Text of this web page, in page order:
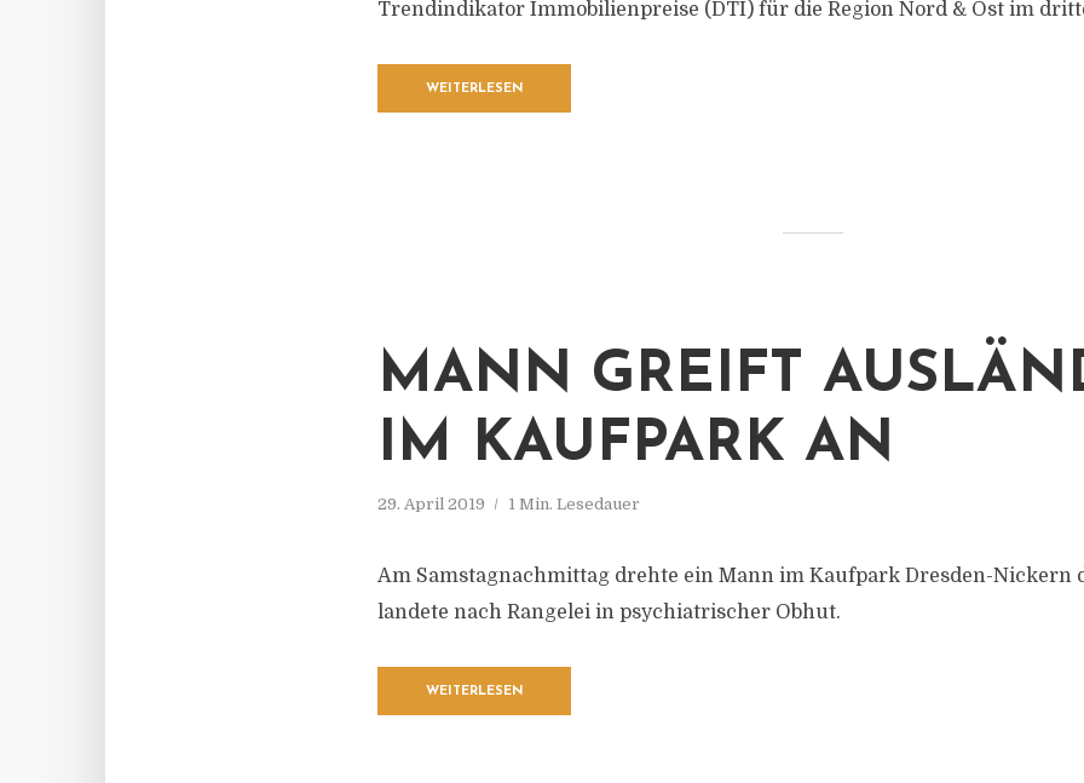
Trendindikator Immobilienpreise (DTI) für die Region Nord & Ost im
WEITERLESEN
MANN GREIFT
IM KAUFPARK AN
29. April 2019 1 Min. Lesedauer
Am Samstagnachmittag drehte ein Mann im Kaufpark Dresden-Nickern
landete nach Rangelei in psychiatrischer Obhut.
WEITERLESEN